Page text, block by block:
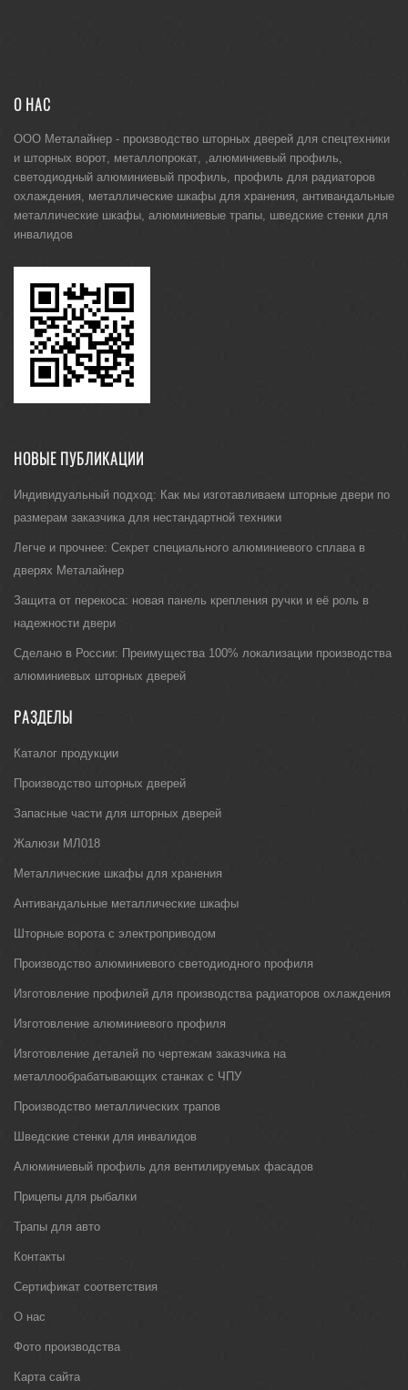
О НАС
ООО Металайнер - производство шторных дверей для спецтехники
и шторных ворот металлопрокат алюминиевый профиль
светодиодный алюминиевый профиль
профиль для радиаторов
охлаждения
металлические шкафы для хранения антивандальные
металлические шкафы алюминиевые трапы шведские стенки для
инвалидов
НОВЫЕ ПУБЛИКАЦИИ
Индивидуальный подход: Как мы изготавливаем шторные двери по
размерам заказчика для нестандартной техники
Легче и прочнее: Секрет специального алюминиевого сплава в
дверях Металайнер
Защита от перекоса: новая панель крепления ручки и её роль в
надежности двери
Сделано в России: Преимущества 100% локализации производства
алюминиевых шторных дверей
РАЗДЕЛЫ
Каталог продукции
Производство шторных дверей
Запасные части для шторных дверей
Жалюзи МЛ018
Металлические шкафы для хранения
Антивандальные металлические шкафы
Шторные ворота с электроприводом
Производство алюминиевого светодиодного профиля
Изготовление профилей для производства радиаторов охлаждения
Изготовление алюминиевого профиля
Изготовление деталей по чертежам заказчика на
металлообрабатывающих станках с ЧПУ
Производство металлических трапов
Шведские стенки для инвалидов
Алюминиевый профиль для вентилируемых фасадов
Прицепы для рыбалки
Трапы для авто
Контакты
Сертификат соответствия
О нас
Фото производства
Карта сайта